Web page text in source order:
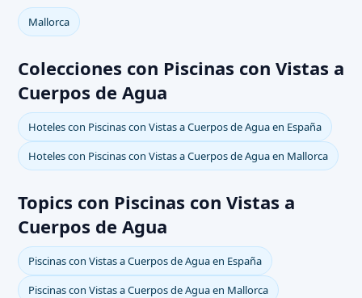
Mallorca
Colecciones con Piscinas con Vistas a
Cuerpos de Agua
Hoteles con Piscinas con Vistas a Cuerpos de Agua en España
Hoteles con Piscinas con Vistas a Cuerpos de Agua en Mallorca
Topics con Piscinas con Vistas a
Cuerpos de Agua
Piscinas con Vistas a Cuerpos de Agua en España
Piscinas con Vistas a Cuerpos de Agua en Mallorca